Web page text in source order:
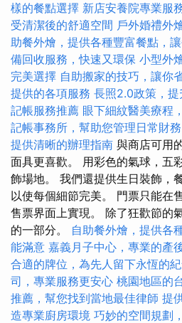
樣的餐點選擇 新店安養院專業服
受清潔後的舒適空間 戶外婚禮外
助餐外燴，提供各種豐富餐點，
備回收服務，快速又環保 小型外
完美選擇 自助搬家的技巧，讓你
提供的各項服務 長照2.0政策，
記帳服務推薦 眼下細紋醫美療程
記帳事務所，幫助您管理日常財務
提供清晰的辦理指南 與商店可用
面具更喜歡。 用彩色的氣球，五
飾場地。 我們還提供生日裝飾，
以使每個細節完美。 門票只能在
售票界面上實現。 除了狂歡節的
的一部分。 自助餐外燴，提供各
能滿意 嘉義月子中心，專業的產
合適的牌位，為先人留下永恆的
司，專業服務更安心 桃園地區的
推薦，幫您找到當地最佳律師 提
造專業廚房環境 巧妙的空間規劃